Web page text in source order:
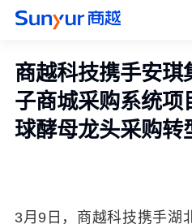
商越科技携手安琪
子商城采购系统项
球酵母龙头采购转
3月9 日，商越科技携手湖